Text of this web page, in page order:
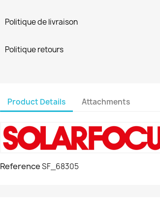
Politique de livraison
Politique retours
Product Details Attachments
ReferenceSF_68305